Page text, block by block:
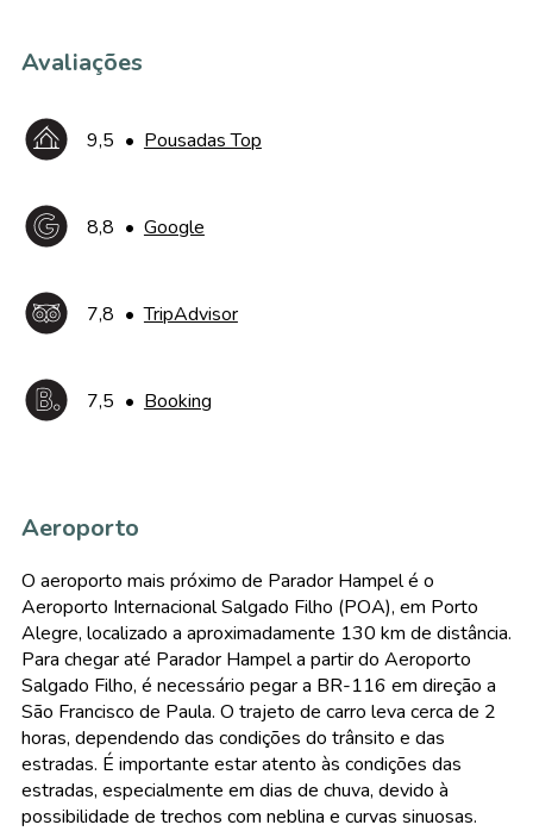
Avaliações
9,5 • Pousadas Top
8,8 • Google
7,8 •TripAdvisor
7,5 • Booking
Aeroporto
O aeroporto mais próximo de Parador Hampel é o
Aeroporto Internacional Salgado Filho (POA), em Porto
Alegre, localizado a aproximadamente 130 km de distância.
Para chegar até Parador Hampel a partir do Aeroporto
Salgado Filho, é necessário pegar a BR-116 em direção a
São Francisco de Paula. O trajeto de carro leva cerca de 2
horas, dependendo das condições do trânsito e das
estradas. É importante estar atento às condições das
estradas, especialmente em dias de chuva, devido à
possibilidade de trechos com neblina e curvas sinuosas.